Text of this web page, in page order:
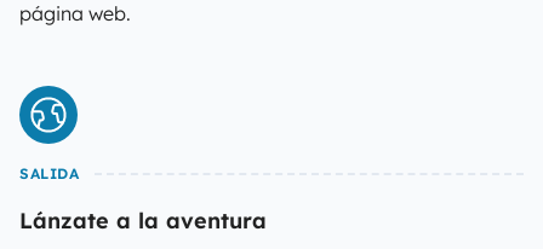
página web.
SALIDA
Lánzate a la aventura